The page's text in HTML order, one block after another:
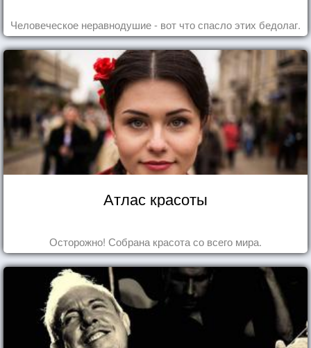
Человеческое неравнодушие - вот что спасло этих бедолаг.
Атлас красоты
Осторожно! Собрана красота со всего мира.